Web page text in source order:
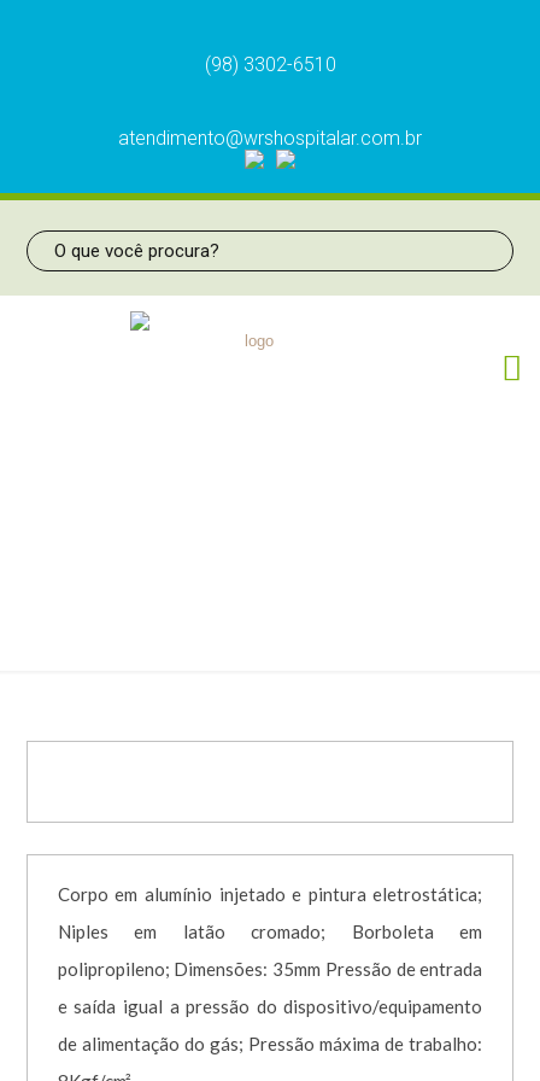
(98) 3302-6510
atendimento@wrshospitalar.com.br
Corpo em alumínio injetado e pintura eletrostática;
Niples em latão cromado; Borboleta em
polipropileno; Dimensões: 35mm Pressão de entrada
e saída igual a pressão do dispositivo/equipamento
de alimentação do gás; Pressão máxima de trabalho: